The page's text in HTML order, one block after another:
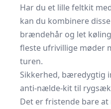
Har du et lille feltkit
kan du kombinere
brændehår og let
fleste ufrivillige møder
turen.
Sikkerhed, bæredygtig
anti-nælde-kit til
Det er fristende bare